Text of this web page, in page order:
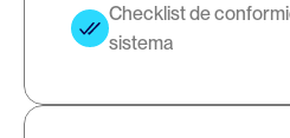
Checklist de
sistema